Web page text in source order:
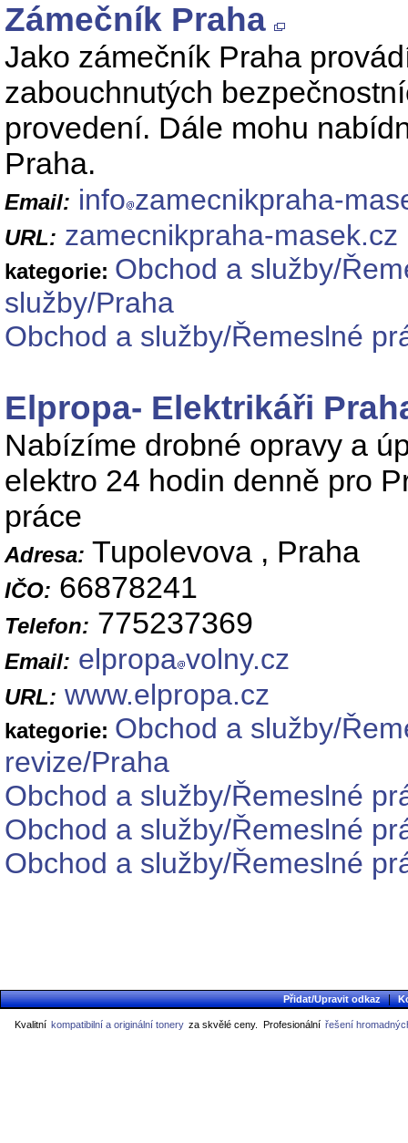
Zámečník Praha
Jako zámečník Praha
zabouchnutých
provedení. Dále mohu
Praha.
Email: info zamecnikpraha-
URL: zamecnikpraha-masek.cz
kategorie: Obchod a služby/
služby/Praha
Obchod a služby/Řemeslné
Elpropa- Elektrikáři
Nabízíme drobné opravy a
elektro 24 hodin denně pro
práce
Adresa: Tupolevova , Praha
IČO: 66878241
Telefon: 775237369
Email: elpropa volny.cz
URL: www.elpropa.cz
kategorie: Obchod a služby/
revize/Praha
Obchod a služby/Řemeslné
Obchod a služby/Řemeslné
Obchod a služby/Řemeslné
Přidat/Upravit odkaz |
Kvalitní kompatibilní a originální tonery za skvělé ceny. Profesionální řešení